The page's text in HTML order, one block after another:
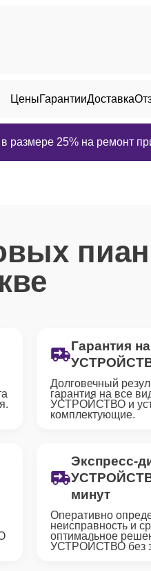
ЦеныГарантииДоставка
в размере 25% на ремонт
Гарантия
Долговечный
гарантия на все
УСТРОЙСТВО и
комплектующие.
Экспресс-
минут
Оперативно
неисправность и
оптимальное
УСТРОЙСТВО без